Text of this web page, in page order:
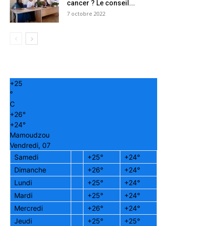
cancer ? Le conseil...
7 octobre 2022
+25
°
C
+26°
+24°
Mamoudzou
Vendredi, 07
Samedi
+25° +24°
Dimanche
+26° +24°
Lundi
+25° +24°
Mardi
+25° +24°
Mercredi
+26° +24°
Jeudi
+25° +25°